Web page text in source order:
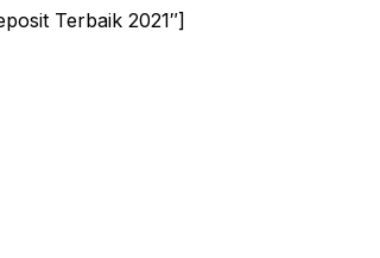
Terbaik 2021″]